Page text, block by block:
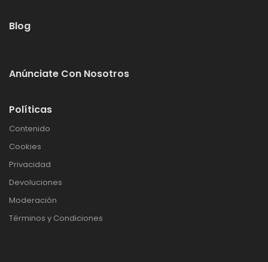
Blog
Anúnciate Con Nosotros
Políticas
Contenido
Cookies
Privacidad
Devoluciones
Moderación
Términos y Condiciones